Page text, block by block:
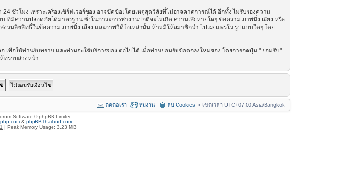
ชั่วโมง เพราะเครื่องเซิร์ฟเวอร์ของ อาจขัดข้องโดยเหตุสุดวิสัยที่ไม่อาจคาดการณ์ได้ อีกทั้ง ไม่รับรองความ
ที่มีความปลอดภัยได้มาตรฐาน ซึ่งในภาวะการทำงานปกติจะไม่เกิด ความเสียหายใดๆ ข้อความ ภาพนิ่ง เสียง หรือ
นลิขสิทธิ์ในข้อความ ภาพนิ่ง เสียง และภาพวิดีโอเหล่านั้น ห้ามมิให้สมาชิกนำ ไปเผยแพร่ใน รูปแบบใดๆ โดย
พื่อให้ท่านรับทราบ และท่านจะใช้บริการของ ต่อไปได้ เมื่อท่านยอมรับข้อตกลงใหม่ของ โดยการกดปุ่ม " ยอมรับ"
ทราบล่วงหน้า
เขตเวลา UTC+07:00 Asia/Bangkok
ลบ Cookies
ทีมงาน
ติดต่อเรา
Software © phpBB Limited
& phpBBThailand.com
| Peak Memory Usage: 3.23 MiB